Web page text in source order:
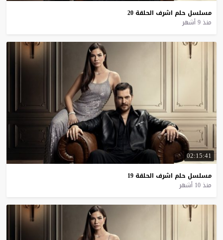
مسلسل حلم اشرف الحلقة 20
منذ 9 أشهر
02:15:41
مسلسل حلم اشرف الحلقة 19
منذ 10 أشهر